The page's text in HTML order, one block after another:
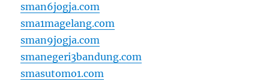
sman6jogja.com
sma1magelang.com
sman9jogja.com
smanegeri3bandung.com
smasutomo1.com